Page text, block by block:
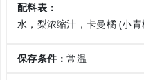
配料表：
水，梨浓缩汁，卡曼橘 (小
保存条件：常温